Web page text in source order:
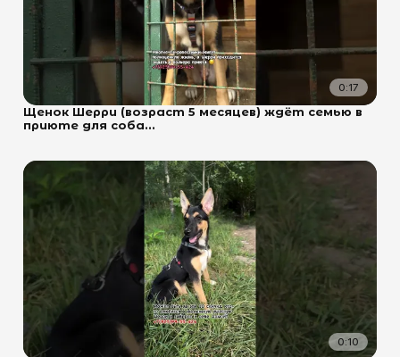
0:17
Щенок Шерри (возраст 5 месяцев) ждёт семью в
приюте для соба...
0:10